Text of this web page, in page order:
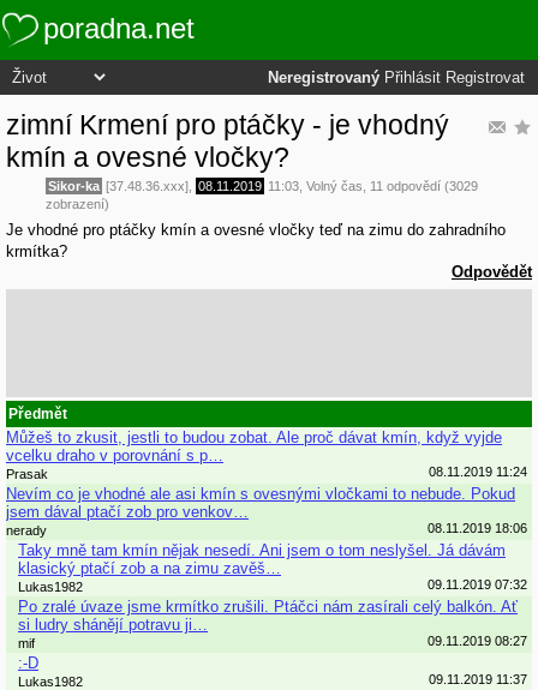
poradna.net
Neregistrovaný Přihlásit Registrovat
zimní Krmení pro ptáčky - je vhodný
kmín a ovesné vločky?
Sikor-ka [37.48.36.xxx], 08.11.2019 11:03 Volný čas , 11 odpovědí (3029
zobrazení)
Je vhodné pro ptáčky kmín a ovesné vločky teď na zimu do zahradního
krmítka?
Odpovědět
Předmět
Můžeš to zkusit, jestli to budou zobat. Ale proč dávat kmín, když vyjde
vcelku draho v porovnání s p…
Prasak 08.11.2019 11:24
Nevím co je vhodné ale asi kmín s ovesnými vločkami to nebude. Pokud
jsem dával ptačí zob pro venkov…
nerady 08.11.2019 18:06
Taky mně tam kmín nějak nesedí. Ani jsem o tom neslyšel. Já dávám
klasický ptačí zob a na zimu zavěš…
Lukas1982 09.11.2019 07:32
Po zralé úvaze jsme krmítko zrušili. Ptáčci nám zasírali celý balkón. Ať
si ludry shánějí potravu ji…
mif 09.11.2019 08:27
:-D
Lukas1982 09.11.2019 11:37